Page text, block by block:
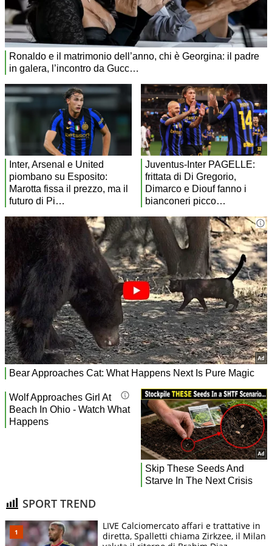
SPORT TREND
LIVE Calciomercato affari e trattative in
diretta, Spalletti chiama Zirkzee, il Milan